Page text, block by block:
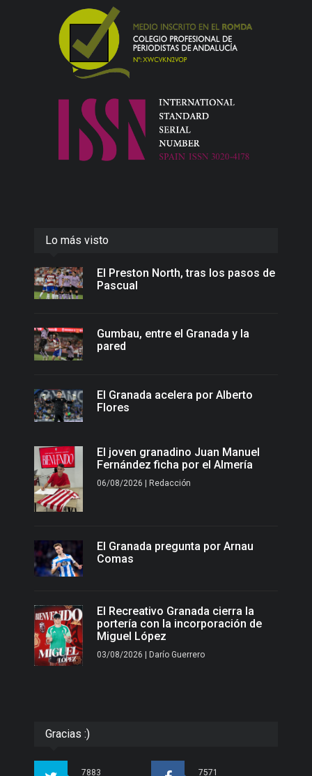
Lo más visto
El Preston North, tras los pasos de
Pascual
Gumbau, entre el Granada y la
pared
El Granada acelera por Alberto
Flores
El joven granadino Juan Manuel
Fernández ficha por el Almería
06/08/2026 | Redacción
El Granada pregunta por Arnau
Comas
El Recreativo Granada cierra la
portería con la incorporación de
Miguel López
03/08/2026 | Darío Guerrero
Gracias :)
7883 7571